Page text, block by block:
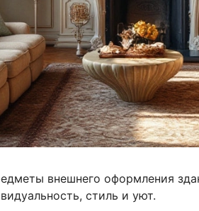
внешнего оформления
стиль и уют.